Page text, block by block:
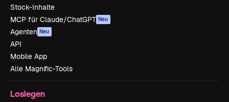
Stock-Inhalte
MCP für Claude/ChatGPT Neu
Agenten Neu
API
Mobile App
Alle Magnific-Tools
Loslegen